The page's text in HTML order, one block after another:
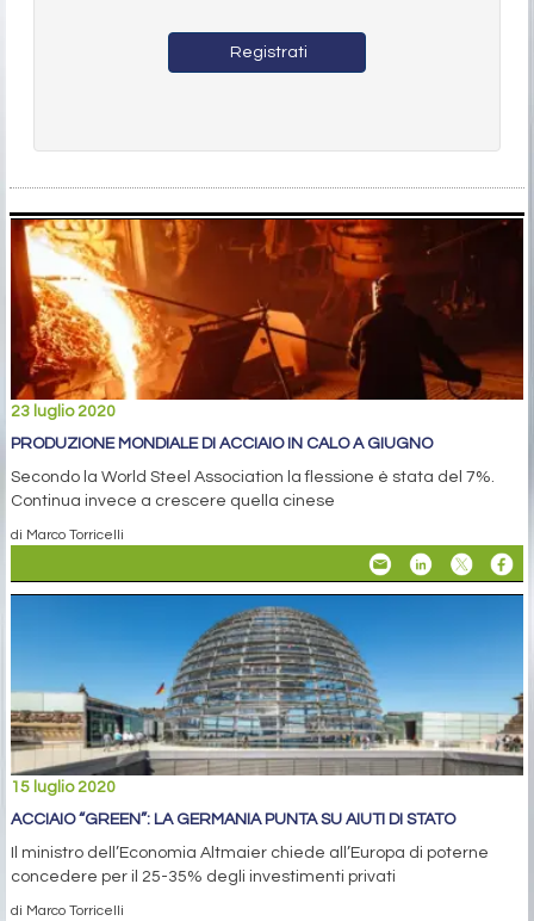
Registrati
23 luglio 2020
PRODUZIONE MONDIALE DI ACCIAIO IN CALO A GIUGNO
Secondo la World Steel Association la flessione è stata del 7%.
Continua invece a crescere quella cinese
di Marco Torricelli
15 luglio 2020
ACCIAIO “GREEN”: LA GERMANIA PUNTA SU AIUTI DI STATO
Il ministro dell’Economia Altmaier chiede all’Europa di poterne
concedere per il 25-35% degli investimenti privati
di Marco Torricelli